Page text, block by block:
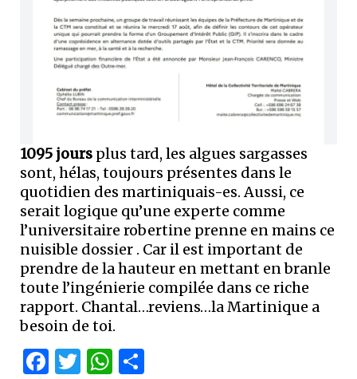
1095 jours plus tard, les algues sargasses
sont, hélas, toujours présentes dans le
quotidien des martiniquais-es. Aussi, ce
serait logique qu’une experte comme
l’universitaire robertine prenne en mains ce
nuisible dossier . Car il est important de
prendre de la hauteur en mettant en branle
toute l’ingénierie compilée dans ce riche
rapport. Chantal…reviens…la Martinique a
besoin de toi.
Facebook
Twitter
WhatsApp